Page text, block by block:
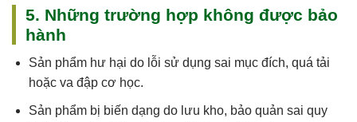
5. Những trường hợp không được bảo
hành
Sản phẩm hư hại do lỗi sử dụng sai mục đích, quá tải
hoặc va đập cơ học.
Sản phẩm bị biến dạng do lưu kho, bảo quản sai quy